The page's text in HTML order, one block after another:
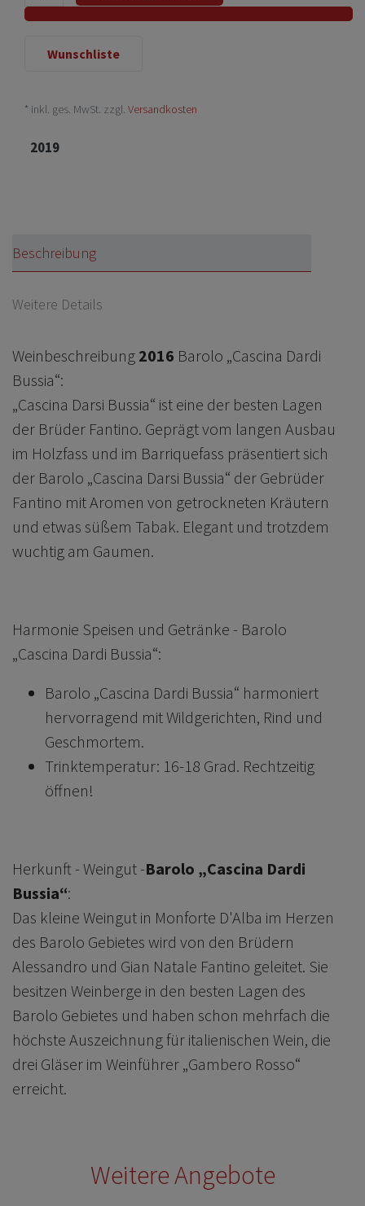
Wunschliste
* inkl. ges. MwSt. zzgl. Versandkosten
2019
Beschreibung
Weitere Details
Weinbeschreibung 2016 Barolo „Cascina Dardi
Bussia“:
„Cascina Darsi Bussia“ ist eine der besten Lagen
der Brüder Fantino. Geprägt vom langen Ausbau
im Holzfass und im Barriquefass präsentiert sich
der Barolo „Cascina Darsi Bussia“ der Gebrüder
Fantino mit Aromen von getrockneten Kräutern
und etwas süßem Tabak. Elegant und trotzdem
wuchtig am Gaumen.
Harmonie Speisen und Getränke - Barolo
„Cascina Dardi Bussia“:
Barolo „Cascina Dardi Bussia“ harmoniert
hervorragend mit Wildgerichten, Rind und
Geschmortem.
Trinktemperatur: 16-18 Grad. Rechtzeitig
öffnen!
Herkunft - Weingut -Barolo „Cascina Dardi
Bussia“:
Das kleine Weingut in Monforte D'Alba im Herzen
des Barolo Gebietes wird von den Brüdern
Alessandro und Gian Natale Fantino geleitet. Sie
besitzen Weinberge in den besten Lagen des
Barolo Gebietes und haben schon mehrfach die
höchste Auszeichnung für italienischen Wein, die
drei Gläser im Weinführer „Gambero Rosso“
erreicht.
Weitere Angebote